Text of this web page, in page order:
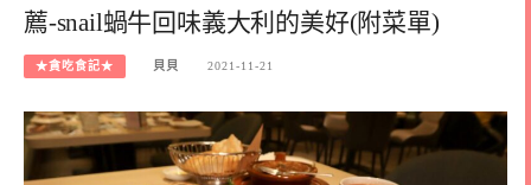
薦-snail蝸牛回味義大利的美好(附菜單)
★貪吃食記★ 貝貝 2021-11-21